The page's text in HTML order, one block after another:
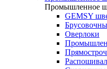
Промышленное
GEMSY
Оверлоки